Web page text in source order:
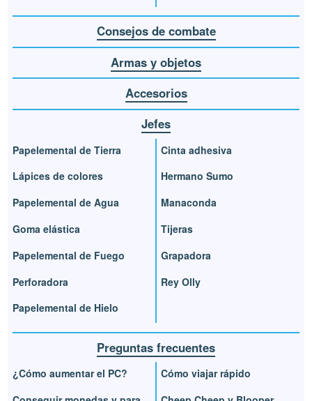
Consejos de combate
Armas y objetos
Accesorios
Jefes
Papelemental de Tierra
Lápices de colores
Papelemental de Agua
Goma elástica
Papelemental de Fuego
Perforadora
Papelemental de Hielo
Cinta adhesiva
Hermano Sumo
Manaconda
Tijeras
Grapadora
Rey Olly
Preguntas frecuentes
¿Cómo aumentar el PC?
Cómo viajar rápido